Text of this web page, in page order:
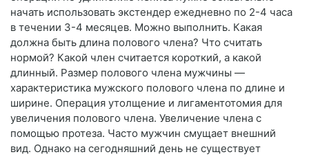
начать использовать экстендер ежедневно по 2-4 часа
в течении 3-4 месяцев. Можно выполнить. Какая
должна быть длина полового члена? Что считать
нормой? Какой член считается короткий, а какой
длинный. Размер полового члена мужчины —
характеристика мужского полового члена по длине и
ширине. Операция утолщение и лигаментотомия для
увеличения полового члена. Увеличение члена с
помощью протеза. Часто мужчин смущает внешний
вид. Однако на сегодняшний день не существует